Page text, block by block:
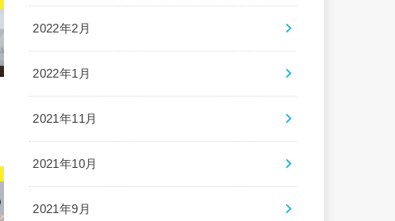
2022年2月
2022年1月
2021年11月
2021年10月
2021年9月